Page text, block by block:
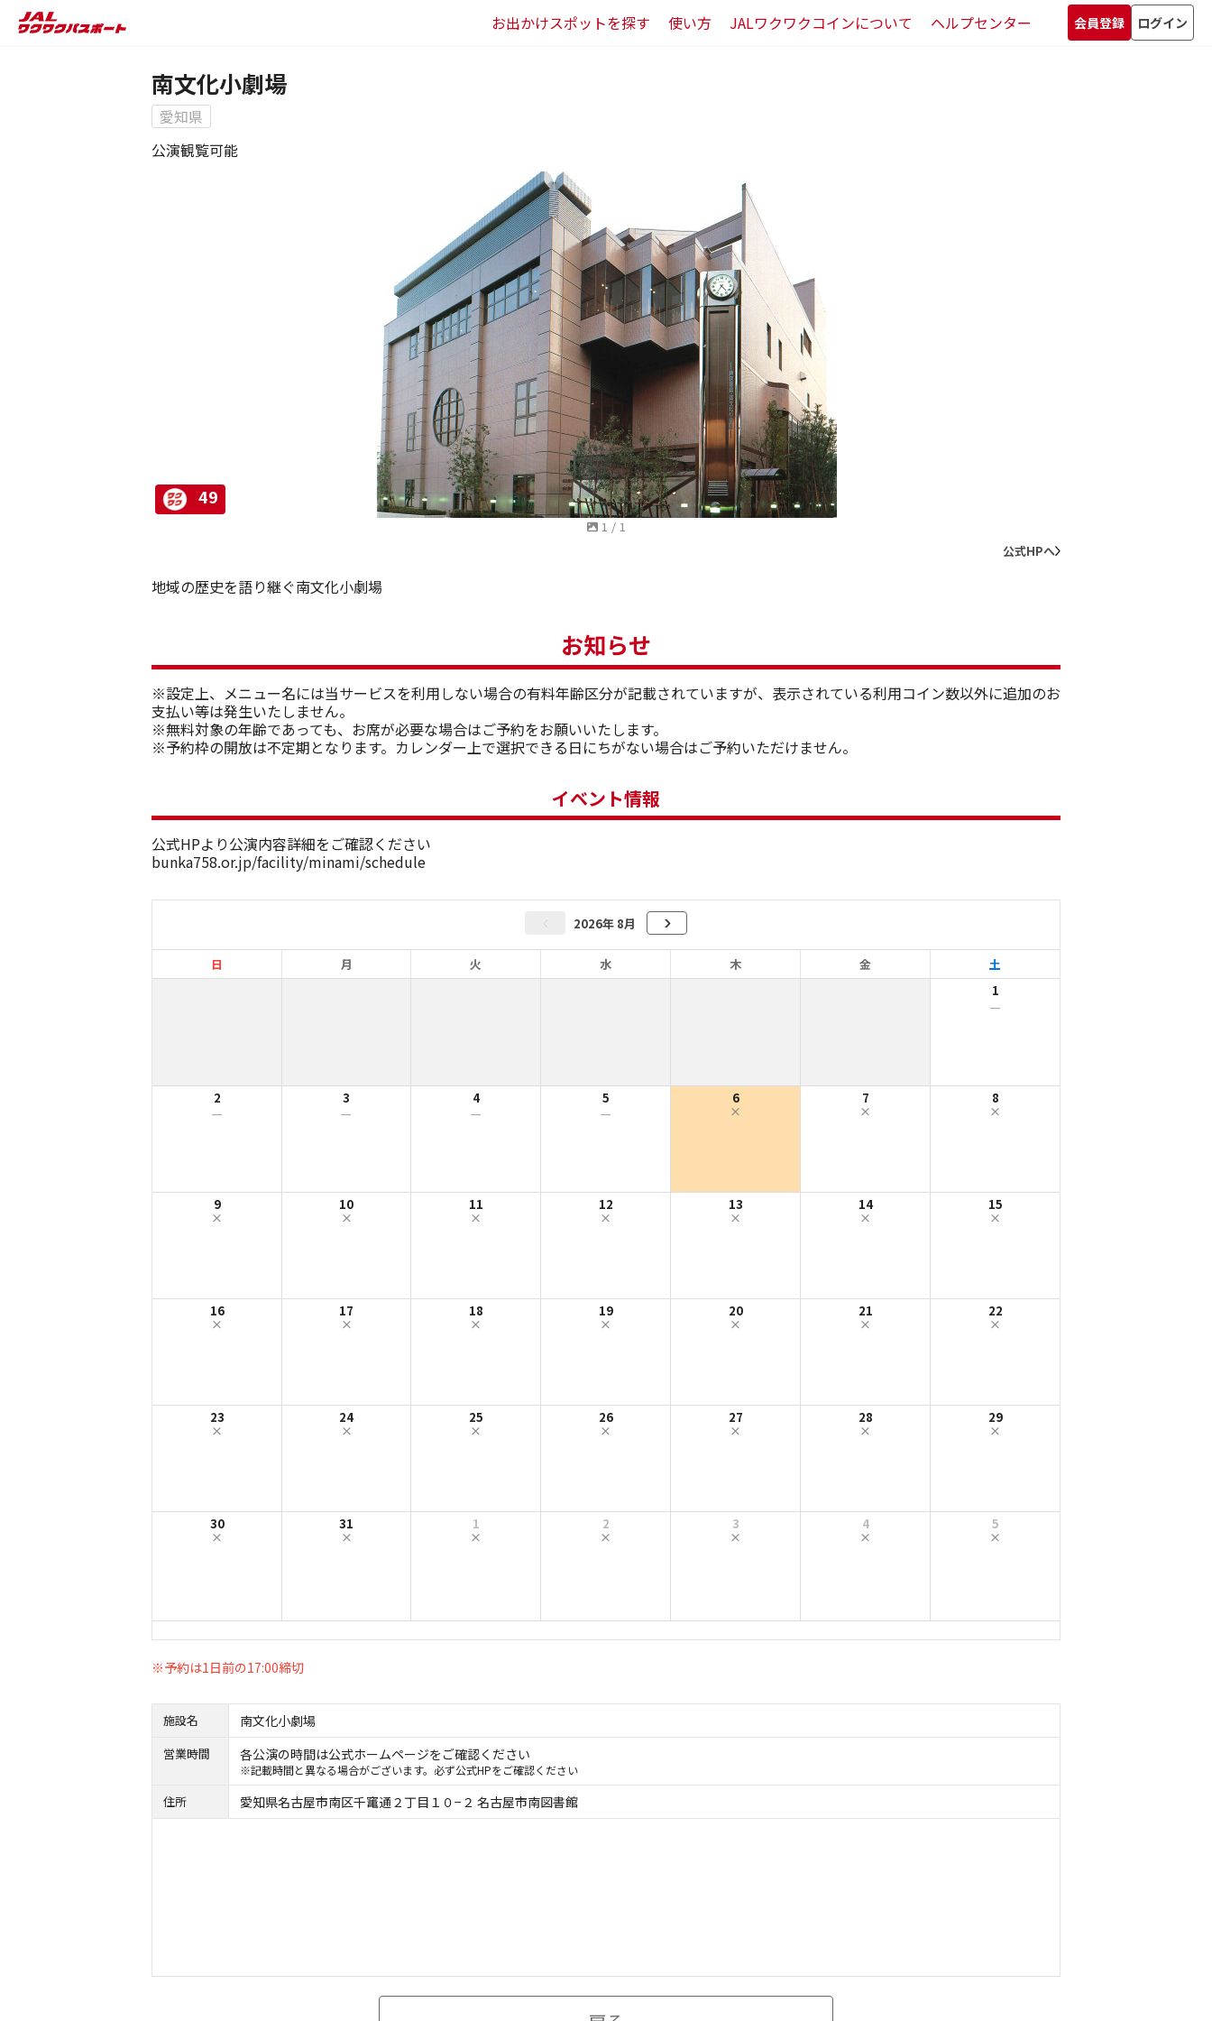
お出かけスポットを探す 使い方 JALワクワクコインについて ヘルプセンター 会員登録 ログイン
南文化小劇場
愛知県
公演観覧可能
49
1 / 1
公式HPへ
地域の歴史を語り継ぐ南文化小劇場
お知らせ
※設定上、メニュー名には当サービスを利用しない場合の有料年齢区分が記載されていますが、表示されている利用コイン数以外に追加のお
支払い等は発生いたしません。
※無料対象の年齢であっても、お席が必要な場合はご予約をお願いいたします。
※予約枠の開放は不定期となります。カレンダー上で選択できる日にちがない場合はご予約いただけません。
イベント情報
公式HPより公演内容詳細をご確認ください
bunka758.or.jp/facility/minami/schedule
2026年 8月
日 月 火 水 木 金
土
1
ー
2 3 4 5 6 7 8
ー ー ー ー
9 10 11 12 13 14 15
16 17 18 19 20 21 22
23 24 25 26 27 28 29
30 31 1 2 3 4 5
※予約は1日前の17:00締切
施設名 南文化小劇場
営業時間 各公演の時間は公式ホームページをご確認ください
※記載時間と異なる場合がございます。必ず公式HPをご確認ください
住所 愛知県名古屋市南区千竃通２丁目１０−２ 名古屋市南図書館